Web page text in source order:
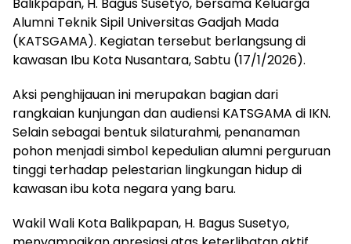
Alumni Teknik Sipil Universitas Gadjah Mada
(KATSGAMA). Kegiatan tersebut berlangsung di
kawasan Ibu Kota Nusantara, Sabtu (17/1/2026).
Aksi penghijauan ini merupakan bagian dari
rangkaian kunjungan dan audiensi KATSGAMA di IKN.
Selain sebagai bentuk silaturahmi, penanaman
pohon menjadi simbol kepedulian alumni perguruan
tinggi terhadap pelestarian lingkungan hidup di
kawasan ibu kota negara yang baru.
Wakil Wali Kota Balikpapan, H. Bagus Susetyo,